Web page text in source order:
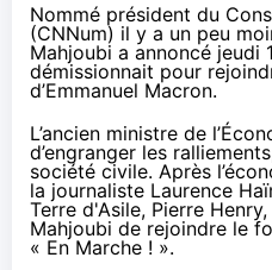
Nommé président du
(CNNum) il y a un peu
Mahjoubi a annoncé jeudi
démissionnait pour
d’Emmanuel Macron.
L’ancien ministre de
d’engranger les
société civile. Après
la journaliste Laurence
Terre d'Asile, Pierre
Mahjoubi de rejoindre le
« En Marche ! ».